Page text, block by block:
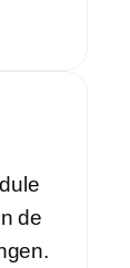
de